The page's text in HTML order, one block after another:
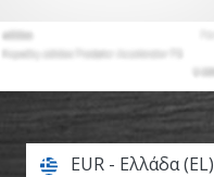
EUR - Ελλάδα (EL)